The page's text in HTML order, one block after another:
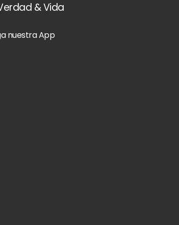
& Vida
nuestra App